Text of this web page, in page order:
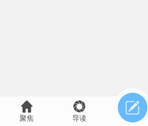
聚焦 导读